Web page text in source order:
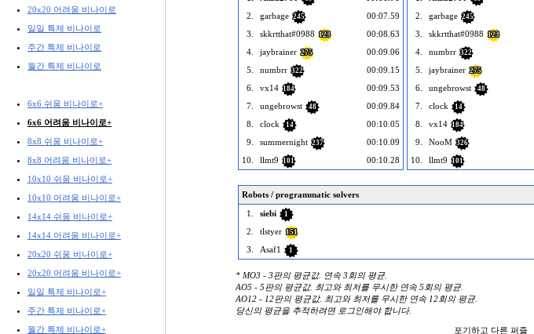
20x20 어려움 비나이로
일일 특제 비나이로
주간 특제 비나이로
월간 특제 비나이로
6x6 쉬움 비나이로+
6x6 어려움 비나이로+
8x8 쉬움 비나이로+
8x8 어려움 비나이로+
10x10 쉬움 비나이로+
10x10 어려움 비나이로+
14x14 쉬움 비나이로+
14x14 어려움 비나이로+
20x20 쉬움 비나이로+
20x20 어려움 비나이로+
일일 특제 비나이로+
주간 특제 비나이로+
월간 특제 비나이로+
2.
garbage 245
00:07.59
3.
skkrtthat#0988 123
00:08.63
4.
jaybrainer 275
00:09.06
5.
numbrr 322
00:09.15
6.
vx14 184
00:09.53
7.
ungebrowst 48
00:09.84
8.
clock 14
00:10.05
9.
summernight 237
00:10.09
10.
llmt9 101 00:10.28
2.
garbage 245
3.
skkrtthat#0988 123
4.
numbrr 322
5.
jaybrainer 275
6.
ungebrowst 48
7.
clock 14
8.
vx14 184
9.
NooM 326
10.
llmt9 101
Robots / programmatic solvers
1.
siebi 1
2.
tlstyer 151
3.
Asaf1 1
* MO3 - 3판의 평균값. 연속 3회의 평균.
AO5 - 5판의 평균값. 최고와 최저를 무시한 연속 5회의 평균.
AO12 - 12판의 평균값. 최고와 최저를 무시한 연속 12회의 평균.
당신의 평균을 추적하려면 로그인해야 합니다.
포기하고 다른 퍼즐